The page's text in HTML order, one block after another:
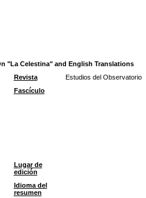
"La Celestina" and English Translations
Revista
Estudios del Observatorio
Fascículo
Lugar de
edición
Idioma del
resumen